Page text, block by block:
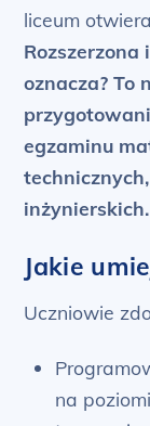
liceum
oznacza? To
egzaminu
inżynierskich.
Jakie
Uczniowie
na